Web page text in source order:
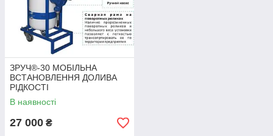
ЗРУЧ®-30 МОБІЛЬНА
ВСТАНОВЛЕННЯ ДОЛИВА
РІДКОСТІ
В наявності
27 000 ₴